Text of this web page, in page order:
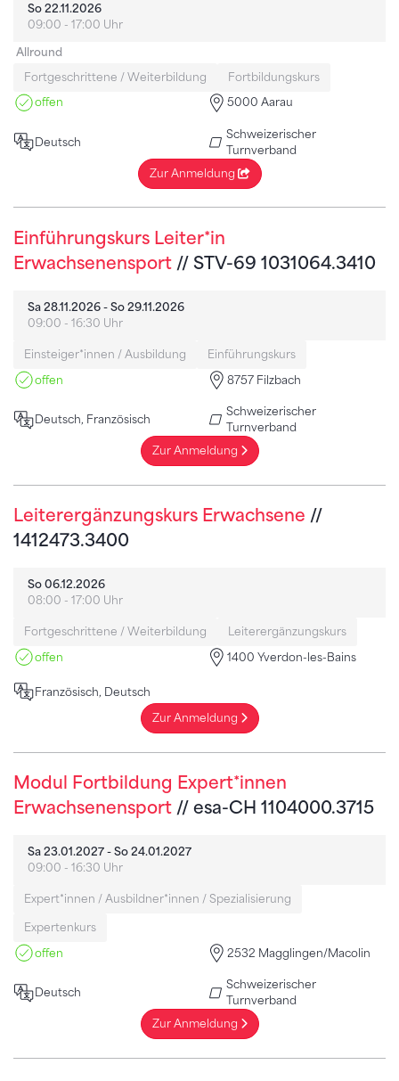
So 22.11.2026
09:00 - 17:00 Uhr
Allround
Fortgeschrittene / Weiterbildung
Fortbildungskurs
offen
5000 Aarau
Deutsch
Schweizerischer
Turnverband
Zur Anmeldung
Einführungskurs Leiter*in
Erwachsenensport // STV-69 1031064.3410
Sa 28.11.2026 - So 29.11.2026
09:00 - 16:30 Uhr
Einsteiger*innen / Ausbildung
Einführungskurs
offen
8757 Filzbach
Deutsch, Französisch
Schweizerischer
Turnverband
Zur Anmeldung
Leiterergänzungskurs Erwachsene //
1412473.3400
So 06.12.2026
08:00 - 17:00 Uhr
Fortgeschrittene / Weiterbildung
Leiterergänzungskurs
offen
1400 Yverdon-les-Bains
Französisch, Deutsch
Zur Anmeldung
Modul Fortbildung Expert*innen
Erwachsenensport // esa-CH 1104000.3715
Sa 23.01.2027 - So 24.01.2027
09:00 - 16:30 Uhr
Expert*innen / Ausbildner*innen / Spezialisierung
Expertenkurs
offen
2532 Magglingen/Macolin
Deutsch
Schweizerischer
Turnverband
Zur Anmeldung